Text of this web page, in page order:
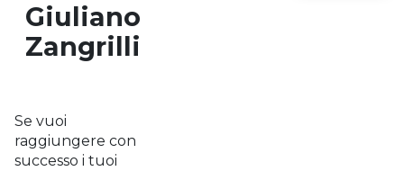
Giuliano
Zangrilli
Se vuoi
raggiungere con
successo i tuoi